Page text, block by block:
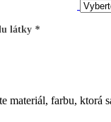
látky *
materiál, farbu, ktorá